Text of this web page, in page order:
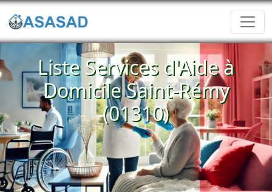
Liste Services d'Aide à
Domicile Saint-Rémy
(01310)